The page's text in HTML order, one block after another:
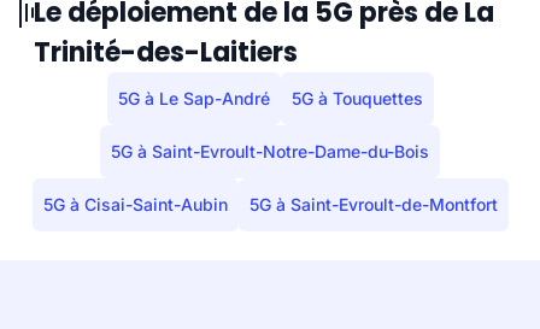
Le déploiement de la 5G près de La
Trinité-des-Laitiers
5G à Le Sap-André 5G à Touquettes
5G à Saint-Evroult-Notre-Dame-du-Bois
5G à Cisai-Saint-Aubin 5G à Saint-Evroult-de-Montfort